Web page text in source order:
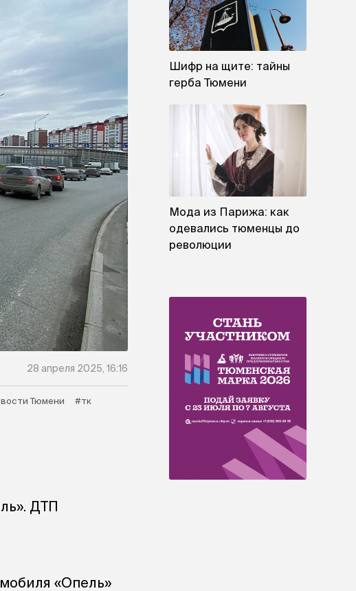
28 апреля 2025, 16:16
Тюмени #тк
ДТП
«Опель»
Шифр на щите: тайны
герба Тюмени
Мода из Парижа: как
одевались тюменцы до
революции